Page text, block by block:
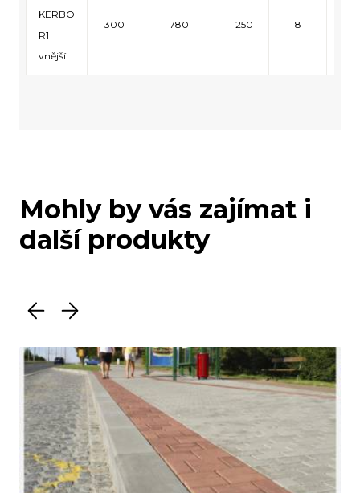
KERBO
R1
vnější
300 780 250 8
Mohly by vás zajímat i
další produkty